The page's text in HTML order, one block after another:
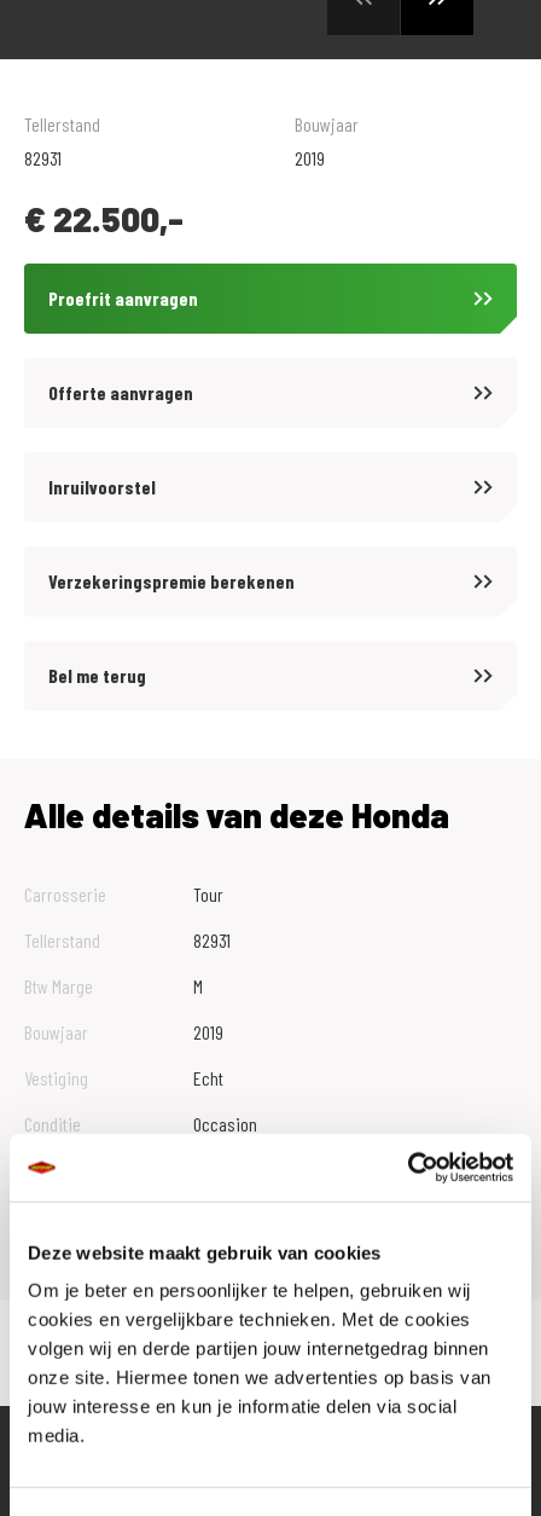
Deze website maakt gebruik van cookies
Om je beter en persoonlijker te helpen, gebruiken wij
cookies en vergelijkbare technieken. Met de cookies
volgen wij en derde partijen jouw internetgedrag binnen
onze site. Hiermee tonen we advertenties op basis van
jouw interesse en kun je informatie delen via social
media.
Tellerstand
82931
Bouwjaar
2019
€ 22.500,-
Proefrit aanvragen
Offerte aanvragen
Inruilvoorstel
Verzekeringspremie berekenen
Bel me terug
Alle details van deze Honda
Carrosserie
Tour
Tellerstand
82931
Btw Marge
M
Bouwjaar
2019
Vestiging
Echt
Conditie
Occasion
Rijbewijs type